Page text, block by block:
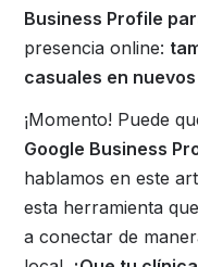
Business Profile
presencia online:
casuales en
¡Momento! Puede
Google Business
hablamos en este
esta herramienta
a conectar de